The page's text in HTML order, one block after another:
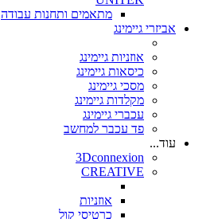
מתאמים ותחנות עבודה
אביזרי גיימינג
אוזניות גיימינג
כיסאות גיימינג
מסכי גיימינג
מקלדות גיימינג
עכברי גיימינג
פד עכבר למחשב
עוד...
3Dconnexion
CREATIVE
אוזניות
כרטיסי קול